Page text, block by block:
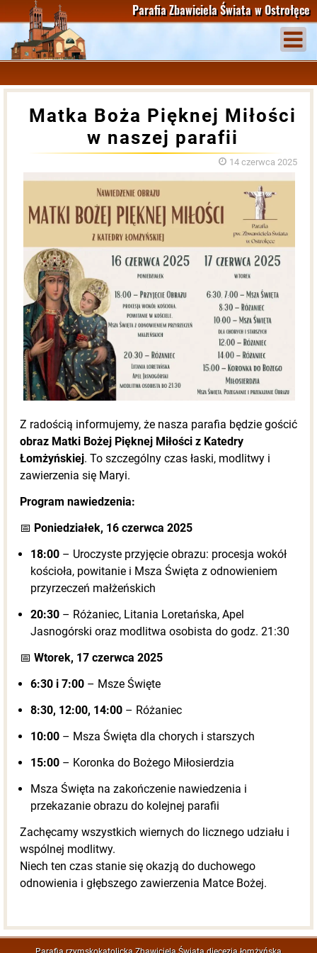
Parafia Zbawiciela Świata w Ostrołęce
Matka Boża Pięknej Miłości
w naszej parafii
14 czerwca 2025
Z radością informujemy, że nasza parafia będzie gościć
obraz Matki Bożej Pięknej Miłości z Katedry
Łomżyńskiej. To szczególny czas łaski, modlitwy i
zawierzenia się Maryi.
Program nawiedzenia:
📅 Poniedziałek, 16 czerwca 2025
18:00 – Uroczyste przyjęcie obrazu: procesja wokół
kościoła, powitanie i Msza Święta z odnowieniem
przyrzeczeń małżeńskich
20:30 – Różaniec, Litania Loretańska, Apel
Jasnogórski oraz modlitwa osobista do godz. 21:30
📅 Wtorek, 17 czerwca 2025
6:30 i 7:00 – Msze Święte
8:30, 12:00, 14:00 – Różaniec
10:00 – Msza Święta dla chorych i starszych
15:00 – Koronka do Bożego Miłosierdzia
Msza Święta na zakończenie nawiedzenia i
przekazanie obrazu do kolejnej parafii
Zachęcamy wszystkich wiernych do licznego udziału i
wspólnej modlitwy.
Niech ten czas stanie się okazją do duchowego
odnowienia i głębszego zawierzenia Matce Bożej.